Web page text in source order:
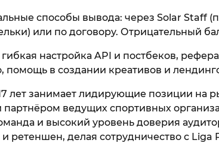
способы вывода: через Solar Staff
или по договору. Отрицательный
настройка API и постбеков,
в создании креативов и
лет занимает лидирующие позиции на
партнёром ведущих спортивных
и высокий уровень доверия
ретеншен, делая сотрудничество с